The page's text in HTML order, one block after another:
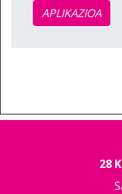
APLIKAZIOA
28